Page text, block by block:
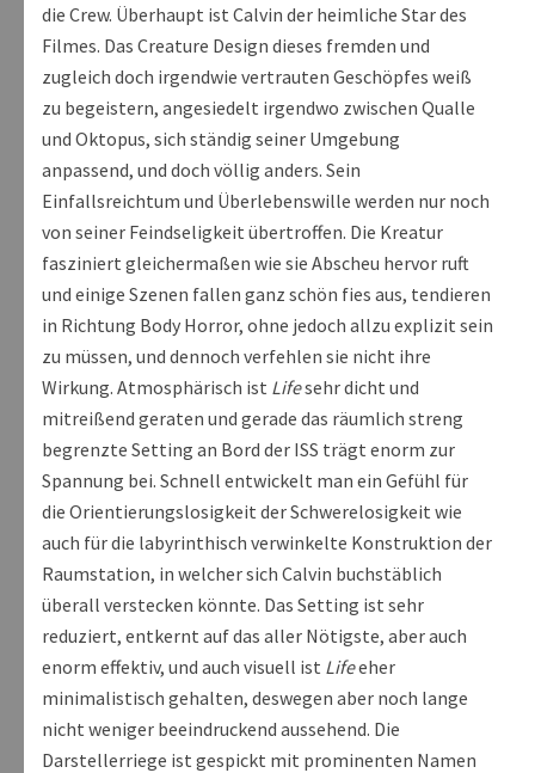
die Crew. Überhaupt ist Calvin der heimliche Star des
Filmes. Das Creature Design dieses fremden und
zugleich doch irgendwie vertrauten Geschöpfes weiß
zu begeistern, angesiedelt irgendwo zwischen Qualle
und Oktopus, sich ständig seiner Umgebung
anpassend, und doch völlig anders. Sein
Einfallsreichtum und Überlebenswille werden nur noch
von seiner Feindseligkeit übertroffen. Die Kreatur
fasziniert gleichermaßen wie sie Abscheu hervor ruft
und einige Szenen fallen ganz schön fies aus, tendieren
in Richtung Body Horror, ohne jedoch allzu explizit sein
zu müssen, und dennoch verfehlen sie nicht ihre
Wirkung. Atmosphärisch ist Lifesehr dicht und
mitreißend geraten und gerade das räumlich streng
begrenzte Setting an Bord der ISS trägt enorm zur
Spannung bei. Schnell entwickelt man ein Gefühl für
die Orientierungslosigkeit der Schwerelosigkeit wie
auch für die labyrinthisch verwinkelte Konstruktion der
Raumstation, in welcher sich Calvin buchstäblich
überall verstecken könnte. Das Setting ist sehr
reduziert, entkernt auf das aller Nötigste, aber auch
enorm effektiv, und auch visuell ist Lifeeher
minimalistisch gehalten, deswegen aber noch lange
nicht weniger beeindruckend aussehend. Die
Darstellerriege ist gespickt mit prominenten Namen